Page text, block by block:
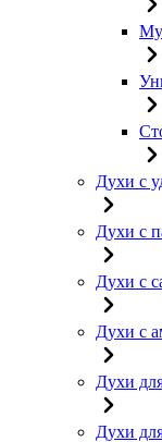
Духи с
Духи с
Духи с
Духи с
Духи
Духи